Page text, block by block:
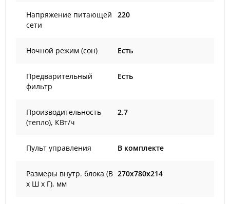
Напряжение питающей
сети
220
Ночной режим (сон) Есть
Предварительный
фильтр
Есть
Производительность
(тепло), КВт/ч
2.7
Пульт управления В комплекте
Размеры внутр. блока (В
х Ш х Г), мм
270x780x214